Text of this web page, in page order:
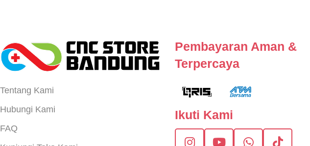
Tentang Kami
Hubungi Kami
FAQ
Pembayaran Aman &
Terpercaya
Ikuti Kami